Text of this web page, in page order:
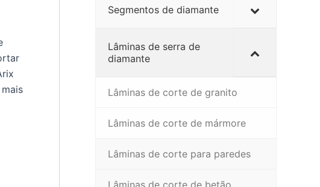
Segmentos de diamante
Lâminas de serra de
diamante
Lâminas de corte de granito
Lâminas de corte de mármore
Lâminas de corte para paredes
Lâminas de corte de betão